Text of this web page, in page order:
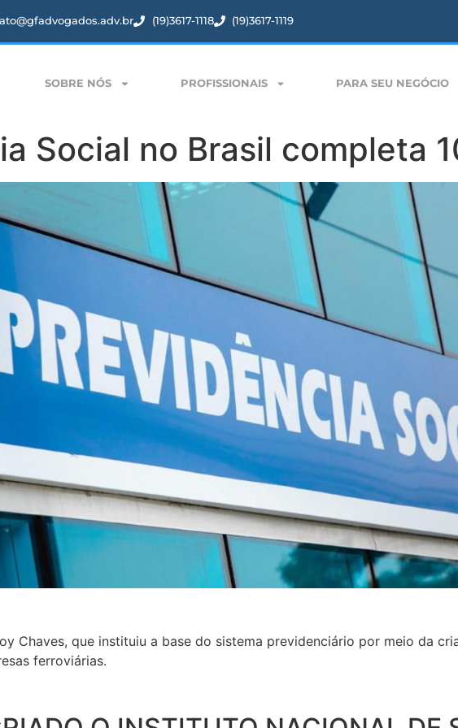
(19)3617-1118 (19)3617-1119
SOBRE NÓS PROFISSIONAIS PARA SEU NEGÓCIO
Social no Brasil completa
Chaves, que instituiu a base do sistema previdenciário por meio da
ferroviárias.